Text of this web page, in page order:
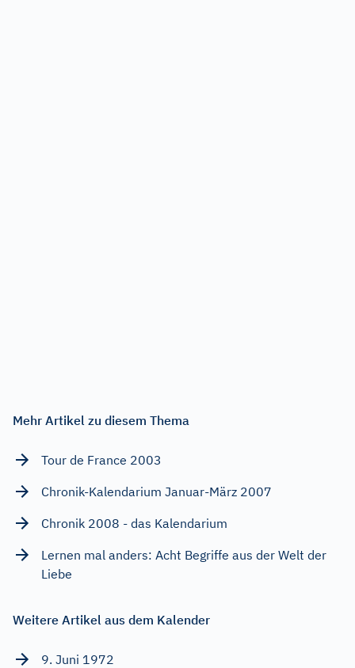
Mehr Artikel zu diesem Thema
Tour de France 2003
Chronik-Kalendarium Januar-März 2007
Chronik 2008 - das Kalendarium
Lernen mal anders: Acht Begriffe aus der Welt der
Liebe
Weitere Artikel aus dem Kalender
9. Juni 1972